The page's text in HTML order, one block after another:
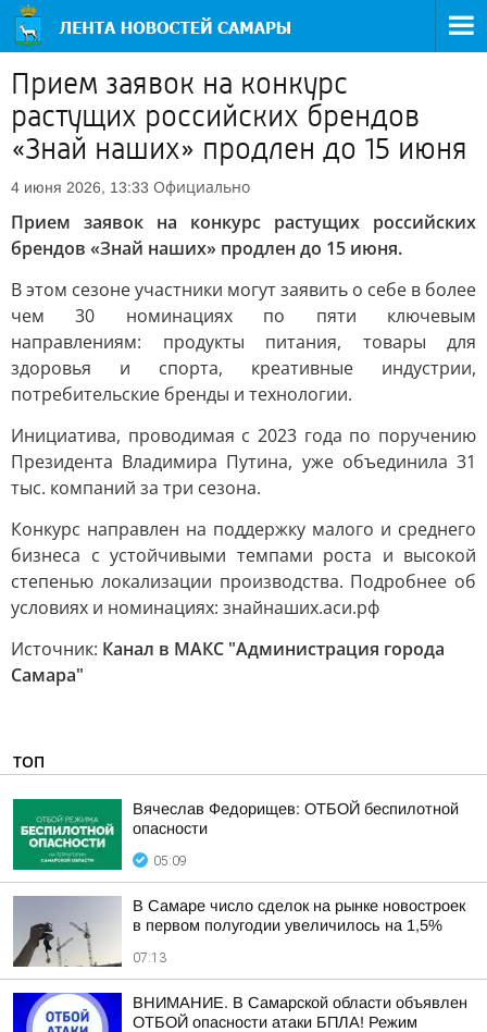
Прием заявок на конкурс
растущих российских брендов
«Знай наших» продлен до 15 июня
4 июня 2026, 13:33 Официально
Прием заявок на конкурс растущих российских
брендов «Знай наших» продлен до 15 июня.
В этом сезоне участники могут заявить о себе в более
чем 30 номинациях по пяти ключевым
направлениям: продукты питания, товары для
здоровья и спорта, креативные индустрии,
потребительские бренды и технологии.
Инициатива, проводимая с 2023 года по поручению
Президента Владимира Путина, уже объединила 31
тыс. компаний за три сезона.
Конкурс направлен на поддержку малого и среднего
бизнеса с устойчивыми темпами роста и высокой
степенью локализации производства. Подробнее об
условиях и номинациях: знайнаших.аси.рф
Источник: Канал в МАКС "Администрация города
Самара"
ТОП
Вячеслав Федорищев: ОТБОЙ беспилотной
опасности
05:09
В Самаре число сделок на рынке новостроек
в первом полугодии увеличилось на 1,5%
07:13
ВНИМАНИЕ. В Самарской области объявлен
ОТБОЙ опасности атаки БПЛА! Режим